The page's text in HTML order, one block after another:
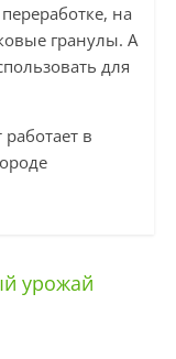
на
гранулы. А
для
в
урожай